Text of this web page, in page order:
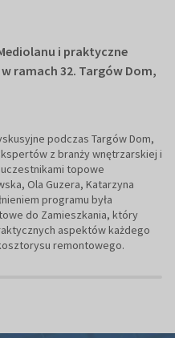
i praktyczne
ramach 32. Targów Dom,
podczas Targów Dom,
z branży wnętrzarskiej i
topowe
Ola Guzera, Katarzyna
programu była
do Zamieszkania, który
aspektów każdego
remontowego.